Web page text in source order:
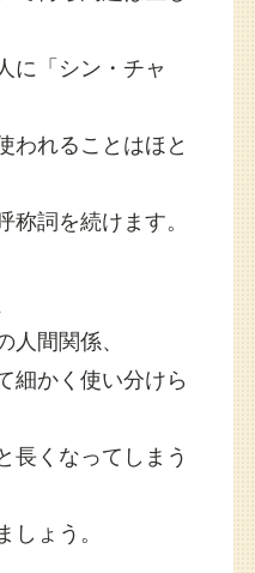
に「シン・チャ
われることはほと
詞を続けます。
間関係、
細かく使い分けら
長くなってしまう
ょう。